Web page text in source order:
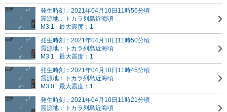
発生時刻：2021年04月10日11時56分頃
震源地：トカラ列島近海頃
M3.1
最大震度：1
発生時刻：2021年04月10日11時50分頃
震源地：トカラ列島近海頃
M3.1
最大震度：1
発生時刻：2021年04月10日11時45分頃
震源地：トカラ列島近海頃
M3.0
最大震度：1
発生時刻：2021年04月10日11時21分頃
震源地：トカラ列島近海頃